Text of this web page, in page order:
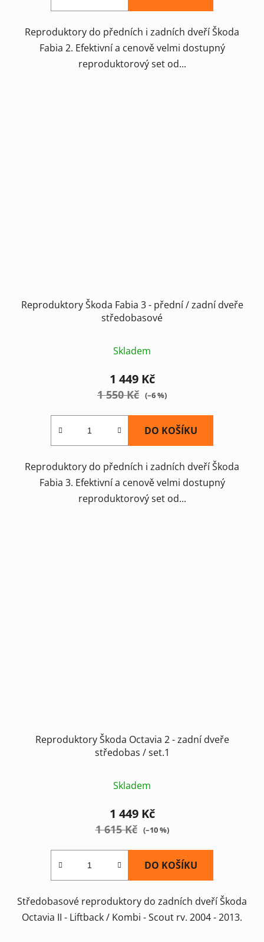
Reproduktory do předních i zadních dveří Škoda
Fabia 2. Efektivní a cenově velmi dostupný
reproduktorový set od...
Reproduktory Škoda Fabia 3 - přední / zadní dveře
středobasové
Skladem
1 449 Kč
1 550 Kč (–6 %)
DO KOŠÍKU
Reproduktory do předních i zadních dveří Škoda
Fabia 3. Efektivní a cenově velmi dostupný
reproduktorový set od...
Reproduktory Škoda Octavia 2 - zadní dveře
středobas / set.1
Skladem
1 449 Kč
1 615 Kč (–10 %)
DO KOŠÍKU
Středobasové reproduktory do zadních dveří Škoda
Octavia II - Liftback / Kombi - Scout rv. 2004 - 2013.